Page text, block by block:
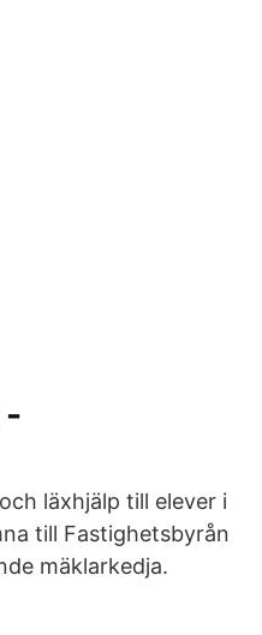
-
läxhjälp till elever i
till Fastighetsbyrån
mäklarkedja.